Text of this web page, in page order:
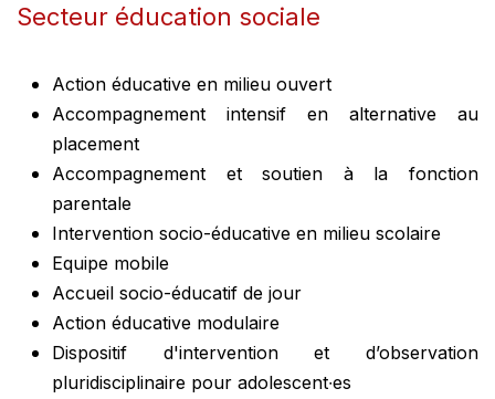
Secteur éducation sociale
Action éducative en milieu ouvert
Accompagnement intensif en alternative au
placement
Accompagnement et soutien à la fonction
parentale
Intervention socio-éducative en milieu scolaire
Equipe mobile
Accueil socio-éducatif de jour
Action éducative modulaire
Dispositif d'intervention et d’observation
pluridisciplinaire pour adolescent∙es